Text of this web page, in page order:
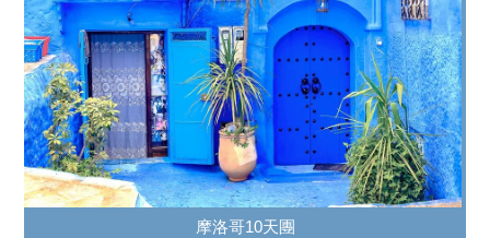
摩洛哥10天團